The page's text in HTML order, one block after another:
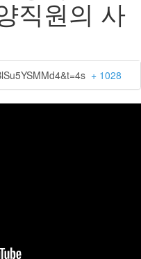
직원의 사
+ 1028